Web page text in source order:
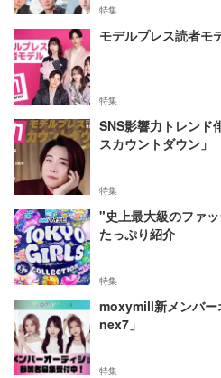
特集
モデルプレス読者モ
特集
SNS影響力トレンド
スカウントダウン」
特集
"史上最大級のファ
たっぷり紹介
特集
moxymill新メンバ
nex7」
特集